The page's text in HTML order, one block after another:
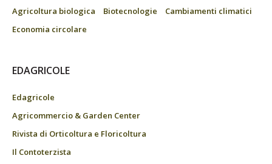
Agricoltura biologica
Biotecnologie
Cambiamenti climatici
Economia circolare
EDAGRICOLE
Edagricole
Agricommercio & Garden Center
Rivista di Orticoltura e Floricoltura
Il Contoterzista